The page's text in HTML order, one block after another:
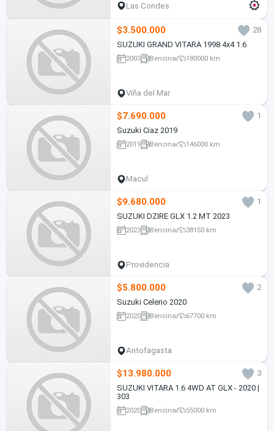
Las Condes
$3.500.000
28
SUZUKI GRAND VITARA 1998 4x4 1.6
2003 Bencina 180000 km
Viña del Mar
$7.690.000
1
Suzuki Ciaz 2019
2019 Bencina 146000 km
Macul
$9.680.000
1
SUZUKI DZIRE GLX 1.2 MT 2023
2023 Bencina 38150 km
Providencia
$5.800.000
2
Suzuki Celerio 2020
2020 Bencina 67700 km
Antofagasta
$13.980.000
3
SUZUKI VITARA 1.6 4WD AT GLX - 2020 |
303
2020 Bencina 55000 km